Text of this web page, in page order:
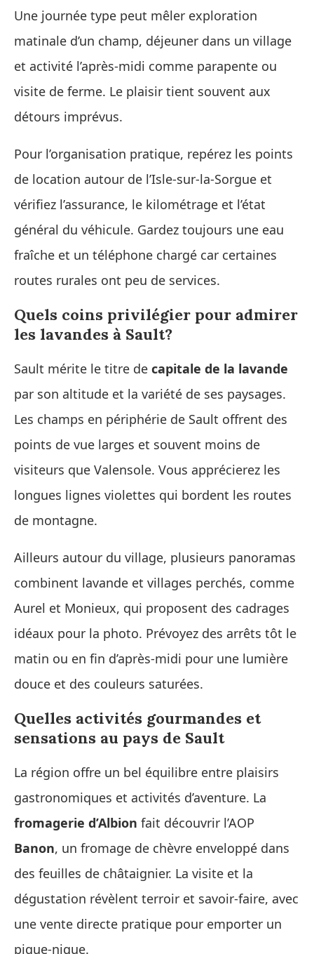
Une journée type peut mêler exploration
matinale d’un champ, déjeuner dans un village
et activité l’après‑midi comme parapente ou
visite de ferme. Le plaisir tient souvent aux
détours imprévus.
Pour l’organisation pratique, repérez les points
de location autour de l’Isle‑sur‑la‑Sorgue et
vérifiez l’assurance, le kilométrage et l’état
général du véhicule. Gardez toujours une eau
fraîche et un téléphone chargé car certaines
routes rurales ont peu de services.
Quels coins privilégier pour admirer
les lavandes à Sault?
Sault mérite le titre de capitale de la lavande
par son altitude et la variété de ses paysages.
Les champs en périphérie de Sault offrent des
points de vue larges et souvent moins de
visiteurs que Valensole. Vous apprécierez les
longues lignes violettes qui bordent les routes
de montagne.
Ailleurs autour du village, plusieurs panoramas
combinent lavande et villages perchés, comme
Aurel et Monieux, qui proposent des cadrages
idéaux pour la photo. Prévoyez des arrêts tôt le
matin ou en fin d’après‑midi pour une lumière
douce et des couleurs saturées.
Quelles activités gourmandes et
sensations au pays de Sault
La région offre un bel équilibre entre plaisirs
gastronomiques et activités d’aventure. La
fromagerie d’Albion fait découvrir l’AOP
Banon, un fromage de chèvre enveloppé dans
des feuilles de châtaignier. La visite et la
dégustation révèlent terroir et savoir‑faire, avec
une vente directe pratique pour emporter un
pique‑nique.